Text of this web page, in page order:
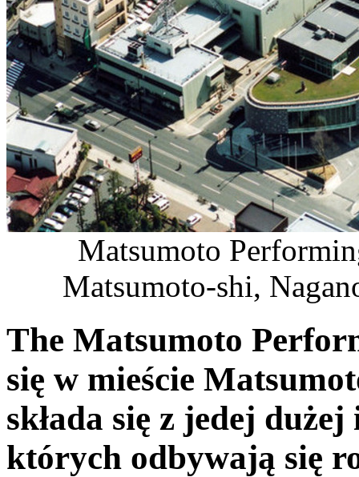
Matsumoto
Matsumoto-shi,
The Matsumoto
się w mieście
składa się z jedej
których odbywają się